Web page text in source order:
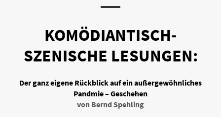
KOMÖDIANTISCH-
SZENISCHE LESUNGEN:
Der ganz eigene Rückblick auf ein außergewöhnliches
Pandmie – Geschehen
von Bernd Spehling